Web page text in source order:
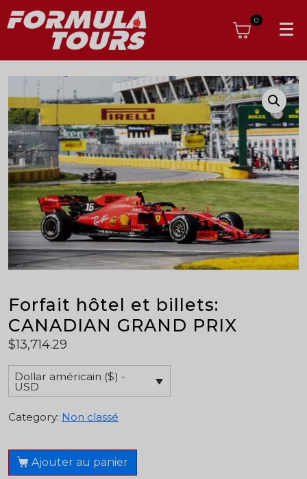
0
Forfait hôtel et billets:
CANADIAN GRAND PRIX
$13,714.29
Dollar américain ($) -
USD
Category: Non classé
Ajouter au panier